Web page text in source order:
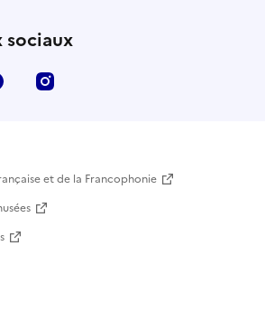
sociaux
Facebook
et de la Francophonie